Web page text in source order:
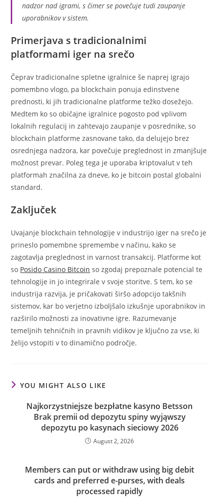
nadzor nad igrami, s čimer se povečuje tudi zaupanje
uporabnikov v sistem.
Primerjava s tradicionalnimi
platformami iger na srečo
Čeprav tradicionalne spletne igralnice še naprej igrajo
pomembno vlogo, pa blockchain ponuja edinstvene
prednosti, ki jih tradicionalne platforme težko dosežejo.
Medtem ko so običajne igralnice pogosto pod vplivom
lokalnih regulacij in zahtevajo zaupanje v posrednike, so
blockchain platforme zasnovane tako, da delujejo brez
osrednjega nadzora, kar povečuje preglednost in zmanjšuje
možnost prevar. Poleg tega je uporaba kriptovalut v teh
platformah značilna za dneve, ko je bitcoin postal globalni
standard.
Zaključek
Uvajanje blockchain tehnologije v industrijo iger na srečo je
prineslo pomembne spremembe v načinu, kako se
zagotavlja preglednost in varnost transakcij. Platforme kot
so Posido Casino Bitcoin so zgodaj prepoznale potencial te
tehnologije in jo integrirale v svoje storitve. S tem, ko se
industrija razvija, je pričakovati širšo adopcijo takšnih
sistemov, kar bo verjetno izboljšalo izkušnje uporabnikov in
razširilo možnosti za inovativne igre. Razumevanje
temeljnih tehničnih in pravnih vidikov je ključno za vse, ki
želijo vstopiti v to dinamično področje.
YOU MIGHT ALSO LIKE
Najkorzystniejsze bezpłatne kasyno Betsson
Brak premii od depozytu spiny wyjąwszy
depozytu po kasynach sieciowy 2026
August 2, 2026
Members can put or withdraw using big debit
cards and preferred e-purses, with deals
processed rapidly